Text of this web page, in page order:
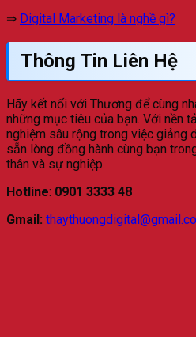
⇒ Digital Marketing là nghề gì?
Thông Tin Liên Hệ
Hãy kết nối với Thương để cùng
những mục tiêu của bạn. Với nền
nghiệm sâu rộng trong việc giảng
sẵn lòng đồng hành cùng bạn
thân và sự nghiệp.
Hotline: 0901 3333 48
Gmail: